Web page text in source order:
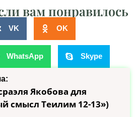
вам понравилось
VK OK
WhatsApp Skype
Якобова для
смысл Теилим 12-13»)